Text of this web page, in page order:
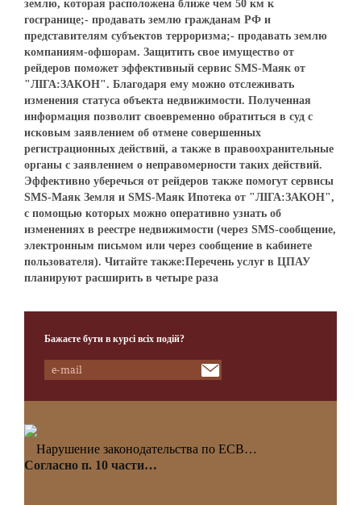
землю, которая расположена ближе чем 50 км к
госгранице;- продавать землю гражданам РФ и
представителям субъектов терроризма;- продавать землю
компаниям-офшорам. Защитить свое имущество от
рейдеров поможет эффективный сервис SMS-Маяк от
"ЛІГА:ЗАКОН". Благодаря ему можно отслеживать
изменения статуса объекта недвижимости. Полученная
информация позволит своевременно обратиться в суд с
исковым заявлением об отмене совершенных
регистрационных действий, а также в правоохранительные
органы с заявлением о неправомерности таких действий.
Эффективно уберечься от рейдеров также помогут сервисы
SMS-Маяк Земля и SMS-Маяк Ипотека от "ЛІГА:ЗАКОН",
с помощью которых можно оперативно узнать об
изменениях в реестре недвижимости (через SMS-сообщение,
электронным письмом или через сообщение в кабинете
пользователя). Читайте также:Перечень услуг в ЦПАУ
планируют расширить в четыре раза
Бажаєте бути в курсі всіх подій?
Нарушение законодательства по ЕСВ…
Согласно п. 10 части…